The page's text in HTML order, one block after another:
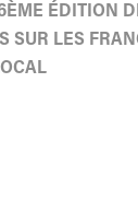
ÉDITION
SUR LES